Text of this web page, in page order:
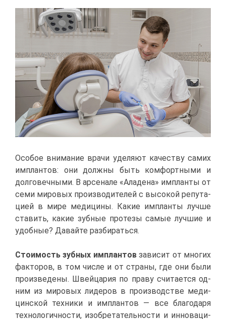
Осо­бое вни­ма­ние вра­чи уде­ля­ют ка­че­ству са­мих
им­план­тов: они долж­ны быть ком­форт­ны­ми и
дол­го­веч­ны­ми. В ар­се­на­ле «Ала­де­на» им­план­ты от
се­ми ми­ро­вых про­из­во­ди­те­лей с вы­со­кой ре­пу­та­
ци­ей в ми­ре ме­ди­ци­ны. Ка­кие им­план­ты луч­ше
ста­вить, ка­кие зуб­ные про­те­зы са­мые луч­шие и
удоб­ные? Да­вай­те раз­би­рать­ся.
Сто­и­мость зуб­ных им­план­товза­ви­сит от мно­гих
фак­то­ров, в том чис­ле и от стра­ны, где они бы­ли
про­из­ве­де­ны. Швей­ца­рия по пра­ву счи­та­ет­ся од­
ним из ми­ро­вых ли­де­ров в про­из­вод­стве ме­ди­
цин­ской тех­ни­ки и им­план­тов — все бла­го­да­ря
тех­но­ло­гич­но­сти, изоб­ре­та­тель­но­сти и ин­но­ва­ци­